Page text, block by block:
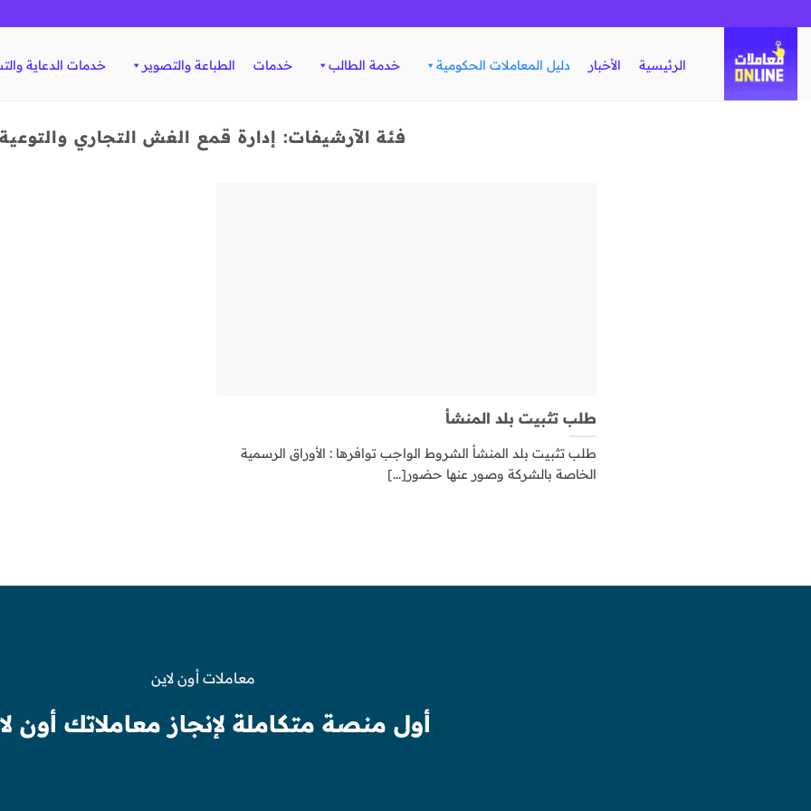
الرئيسية الأخبار دليل المعاملات الحكومية خدمة الطالب خدمات الطباعة والتصوير خدمات الدعاية
فئة الآرشيفات: إدارة قمع الغش التجاري
طلب تثبيت بلد المنشأ
طلب تثبيت بلد المنشأ الشروط الواجب توافرها : الأوراق الرسمية
الخاصة بالشركة وصور عنها حضور[...]
معاملات أون لاين
أول منصة متكاملة لإنجاز معاملاتك أون